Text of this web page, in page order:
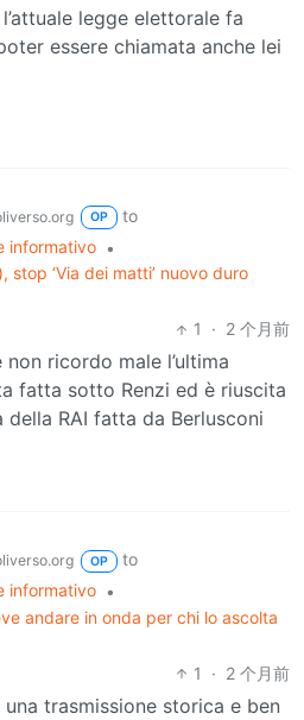
legge elettorale fa
essere chiamata anche lei
OP
to
informativo •
stop ‘Via dei matti’ nuovo duro
1
· 2 个月前
non ricordo male l’ultima
fatta sotto Renzi ed è riuscita
RAI fatta da Berlusconi
OP
to
informativo •
andare in onda per chi lo ascolta
1
· 2 个月前
trasmissione storica e ben